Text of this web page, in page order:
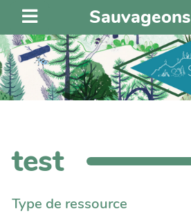
Sauvageons
test
Type de ressource